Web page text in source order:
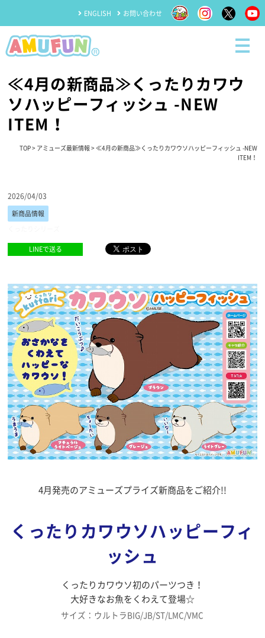
ENGLISH お問い合わせ
≪4月の新商品≫くったりカワウ
ソハッピーフィッシュ -NEW
ITEM！
TOP> アミューズ最新情報> ≪4月の新商品≫くったりカワウソハッピーフィッシュ -NEW
ITEM！
2026/04/03
新商品情報
LINEで送る
4月発売のアミューズプライズ新商品をご紹介!!
くったりカワウソハッピーフィ
ッシュ
くったりカワウソ初のパーツつき！
大好きなお魚をくわえて登場☆
サイズ：ウルトラBIG/JB/ST/LMC/VMC